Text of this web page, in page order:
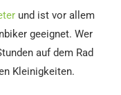
und ist vor allem
geeignet. Wer
auf dem Rad
Kleinigkeiten.